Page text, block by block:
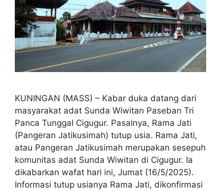
KUNINGAN (MASS) – Kabar duka datang dari
masyarakat adat Sunda Wiwitan Paseban Tri
Panca Tunggal Cigugur. Pasalnya, Rama Jati
(Pangeran Jatikusimah) tutup usia. Rama Jati,
atau Pangeran Jatikusimah merupakan sesepuh
komunitas adat Sunda Wiwitan di Cigugur. Ia
dikabarkan wafat hari ini, Jumat (16/5/2025).
Informasi tutup usianya Rama Jati, dikonfirmasi